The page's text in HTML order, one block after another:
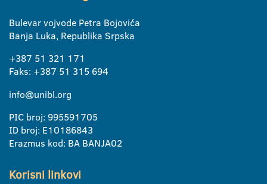
Bulevar vojvode Petra Bojovića
Banja Luka, Republika Srpska
+387 51 321 171
Faks: +387 51 315 694
info@unibl.org
PIC broj: 995591705
ID broj: E10186843
Erazmus kod: BA BANJA02
Korisni linkovi